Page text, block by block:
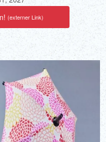
die Sie im Alltag
die Anfertigung von Edo-
einen Hauch von
(externer Link)